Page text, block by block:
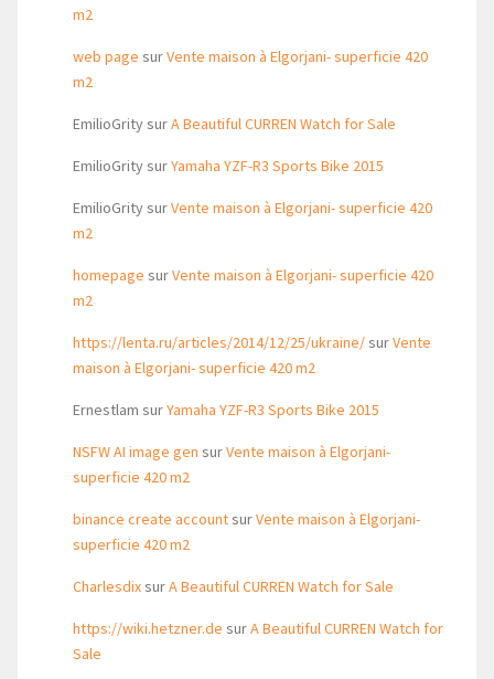
m2
web page surVente maison à Elgorjani- superficie 420
m2
EmilioGritysurA Beautiful CURREN Watch for Sale
EmilioGritysurYamaha YZF-R3 Sports Bike 2015
EmilioGritysurVente maison à Elgorjani- superficie 420
m2
homepage surVente maison à Elgorjani- superficie 420
m2
https://lenta.ru/articles/2014/12/25/ukraine/surVente
maison à Elgorjani- superficie 420 m2
Ernestlam surYamaha YZF-R3 Sports Bike 2015
NSFW AI image gen surVente maison à Elgorjani-
superficie 420 m2
binance create accountsurVente maison à Elgorjani-
superficie 420 m2
CharlesdixsurA Beautiful CURREN Watch for Sale
https://wiki.hetzner.de surA Beautiful CURREN Watch for
Sale